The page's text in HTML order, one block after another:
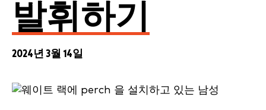
발휘하기
2024년 3월 14일